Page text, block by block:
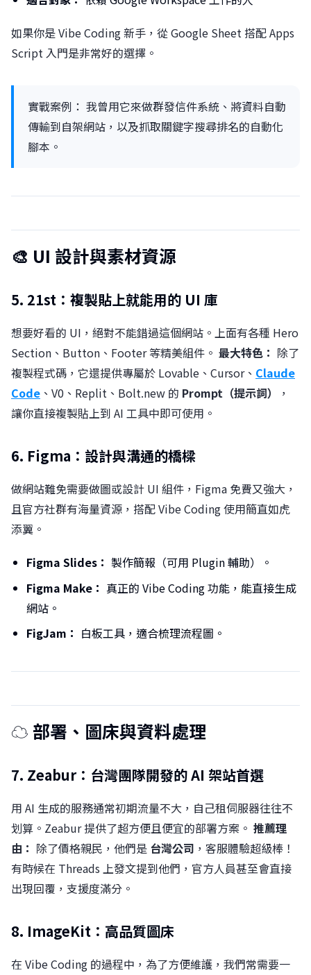
如果你是 Vibe Coding 新手，從 Google Sheet 搭配 Apps
Script 入門是非常好的選擇。
實戰案例： 我曾用它來做群發信件系統、將資料自動
傳輸到自架網站，以及抓取關鍵字搜尋排名的自動化
腳本。
🎨 UI 設計與素材資源
5. 21st：複製貼上就能用的 UI 庫
想要好看的 UI，絕對不能錯過這個網站。上面有各種 Hero
Section、Button、Footer 等精美組件。 最大特色： 除了
複製程式碼，它還提供專屬於 Lovable、Cursor、 Claude
Code 、V0、Replit、Bolt.new 的 Prompt（提示詞）
，
讓你直接複製貼上到 AI 工具中即可使用。
6. Figma：設計與溝通的橋樑
做網站難免需要做圖或設計 UI 組件，Figma 免費又強大，
且官方社群有海量資源，搭配 Vibe Coding 使用簡直如虎
添翼。
Figma Slides： 製作簡報（可用 Plugin 輔助）。
Figma Make： 真正的 Vibe Coding 功能，能直接生成
網站。
FigJam： 白板工具，適合梳理流程圖。
☁️ 部署、圖床與資料處理
7. Zeabur：台灣團隊開發的 AI 架站首選
用 AI 生成的服務通常初期流量不大，自己租伺服器往往不
划算。Zeabur 提供了超方便且便宜的部署方案。 推薦理
由： 除了價格親民，他們是 台灣公司 ，客服體驗超級棒！
有時候在 Threads 上發文提到他們，官方人員甚至會直接
出現回覆，支援度滿分。
8. ImageKit：高品質圖床
在 Vibe Coding 的過程中，為了方便維護，我們常需要一